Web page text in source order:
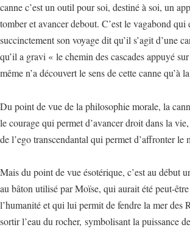
canne c’est un outil pour soi, destiné à soi, un
tomber et avancer debout. C’est le vagabond qui
succinctement son voyage dit qu’il s’agit d’une
qu’il a gravi « le chemin des cascades appuyé
même n’a découvert le sens de cette canne qu’à
Du point de vue de la philosophie morale, la
le courage qui permet d’avancer droit dans la
de l’ego transcendantal qui permet d’affronter le
Mais du point de vue ésotérique, c’est au début
au bâton utilisé par Moïse, qui aurait été peut-
l’humanité et qui lui permit de fendre la mer des
sortir l’eau du rocher, symbolisant la puissance